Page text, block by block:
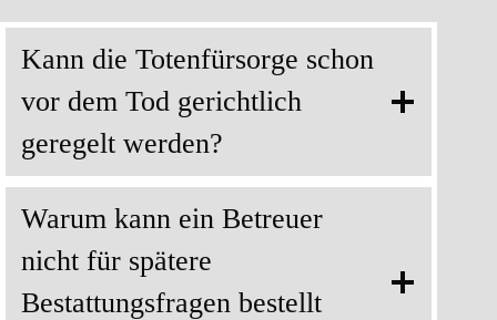
Kann die Totenfürsorge schon
vor dem Tod gerichtlich
geregelt werden?
Warum kann ein Betreuer
nicht für spätere
Bestattungsfragen bestellt